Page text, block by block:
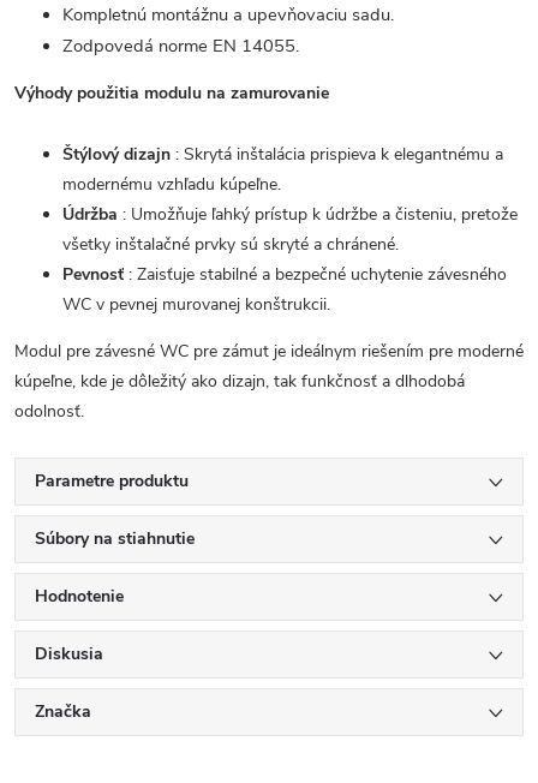
Kompletnú montážnu a upevňovaciu sadu.
Zodpovedá norme EN 14055.
Výhody použitia modulu na zamurovanie
Štýlový dizajn : Skrytá inštalácia prispieva k elegantnému a
modernému vzhľadu kúpeľne.
Údržba : Umožňuje ľahký prístup k údržbe a čisteniu, pretože
všetky inštalačné prvky sú skryté a chránené.
Pevnosť : Zaisťuje stabilné a bezpečné uchytenie závesného
WC v pevnej murovanej konštrukcii.
Modul pre závesné WC pre zámut je ideálnym riešením pre moderné
kúpeľne, kde je dôležitý ako dizajn, tak funkčnosť a dlhodobá
odolnosť.
Parametre produktu
Súbory na stiahnutie
Hodnotenie
Diskusia
Značka